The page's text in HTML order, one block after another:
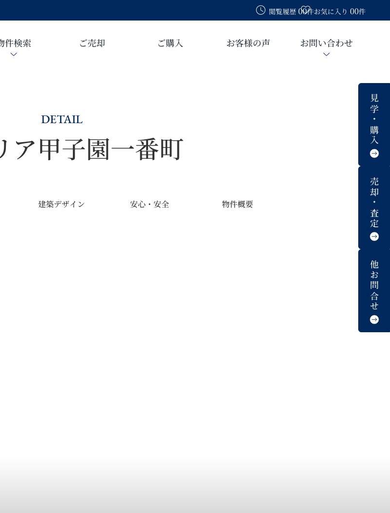
閲覧履歴 00件お気に入り 00件
件検索 ご売却 ご購入 お客様の声 お問い合わせ
DETAIL
ア甲子園一番町
建築デザイン 安心・安全 物件概要
見学・購入
売却・査定
他お問合せ